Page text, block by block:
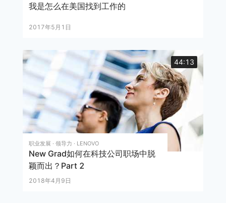
我是怎么在美国找到工作的
2017年5月1日
44:13
职业发展 · 领导力 · LENOVO
New Grad如何在科技公司职场中脱
颖而出？Part 2
2018年4月9日